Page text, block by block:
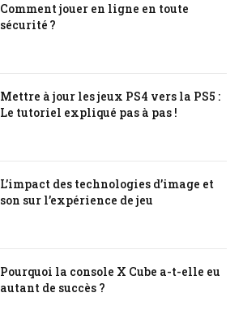
Comment jouer en ligne en toute
sécurité ?
Mettre à jour les jeux PS4 vers la PS5 :
Le tutoriel expliqué pas à pas !
L’impact des technologies d’image et
son sur l’expérience de jeu
Pourquoi la console X Cube a-t-elle eu
autant de succès ?